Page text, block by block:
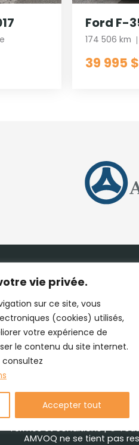
vie privée.
sur ce site, vous
(cookies) utilisés,
votre expérience de
le contenu du site internet.
consultez
Accepter tout
Ford F-
174 506 km
39 995 $
Termes et conditions| ©
AMVOQ ne se tient pas